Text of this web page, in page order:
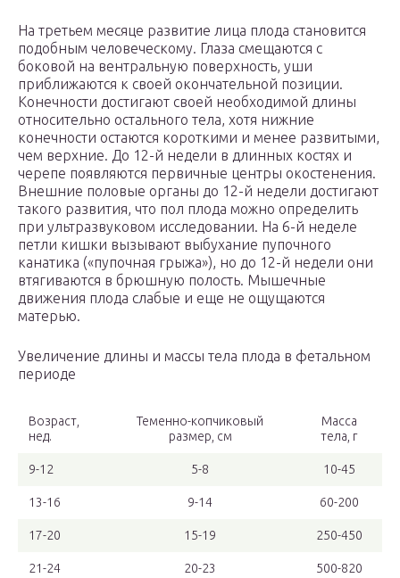
На третьем месяце развитие лица плода становится
подобным человеческому. Глаза смещаются с
боковой на вентральную поверхность, уши
приближаются к своей окончательной позиции.
Конечности достигают своей необходимой длины
относительно остального тела, хотя нижние
конечности остаются короткими и менее развитыми,
чем верхние. До 12-й недели в длинных костях и
черепе появляются первичные центры окостенения.
Внешние половые органы до 12-й недели достигают
такого развития, что пол плода можно определить
при ультразвуковом исследовании. На 6-й неделе
петли кишки вызывают выбухание пупочного
канатика («пупочная грыжа»), но до 12-й недели они
втягиваются в брюшную полость. Мышечные
движения плода слабые и еще не ощущаются
матерью.
Увеличение длины и массы тела плода в фетальном
периоде
Возраст,
нед.
Теменно-копчиковый
размер, см
Масса
тела, г
9-12 5-8 10-45
13-16 9-14 60-200
17-20 15-19 250-450
21-24 20-23 500-820